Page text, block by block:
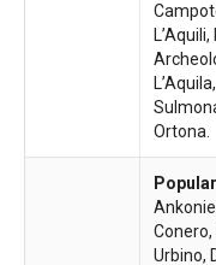
Ortona.
Conero,
Urbino,